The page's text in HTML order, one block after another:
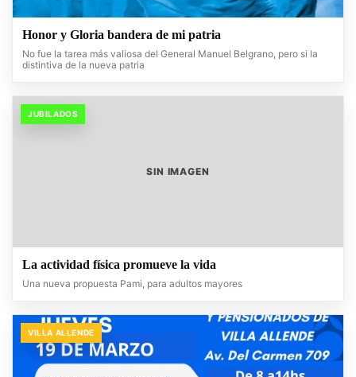
Honor y Gloria bandera de mi patria
No fue la tarea más valiosa del General Manuel Belgrano, pero si la
distintiva de la nueva patria
JUBILADOS
SIN IMAGEN
La actividad física promueve la vida
Una nueva propuesta Pami, para adultos mayores
VILLA ALLENDE